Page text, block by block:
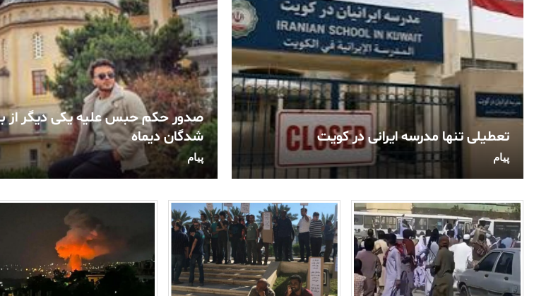
تعطیلی تنها مدرسه ایرانی در کویت
پیام
صدور حکم حبس علیه یکی دیگر از
شدگان دیماه
پیام